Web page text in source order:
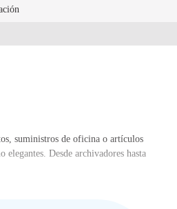
suministros de oficina o artículos
Desde archivadores hasta